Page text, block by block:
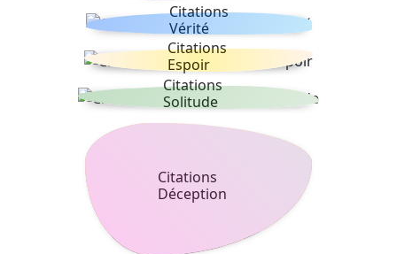
Citations
Vérité
Citations
Espoir
Citations
Solitude
Citations
Déception